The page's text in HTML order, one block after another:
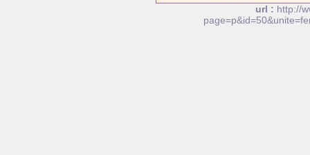
url : http://